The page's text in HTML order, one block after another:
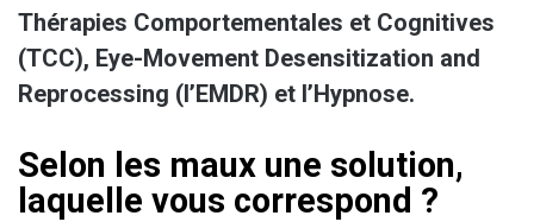
Thérapies Comportementales et Cognitives
(TCC), Eye-Movement Desensitization and
Reprocessing (l’EMDR) et l’Hypnose.
Selon les maux une solution,
laquelle vous correspond ?